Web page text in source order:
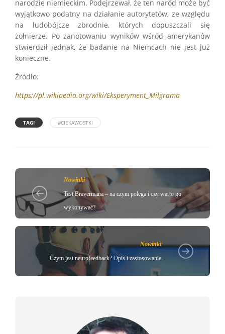
narodzie niemieckim. Podejrzewał, że ten naród może być
wyjątkowo podatny na działanie autorytetów, ze względu
na ludobójcze zbrodnie, których dopuszczali się
żołnierze. Po zanotowaniu wyników wśród amerykanów
stwierdził jednak, że badanie na Niemcach nie jest już
konieczne.
Źródło:
https://pl.wikipedia.org/wiki/Eksperyment_Milgrama
TAGI #CIEKAWOSTKI
Nowinki
Test Bravermana – na czym polega i czy warto go
wykonywać?
Nowinki
Czym jest neurofeedback? Opis i zastosowanie